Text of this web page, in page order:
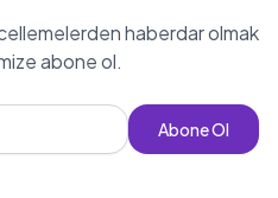
haberdar olmak
abone ol.
Abone Ol